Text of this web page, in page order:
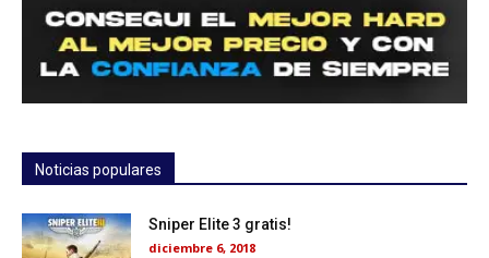
Noticias populares
Sniper Elite 3 gratis!
diciembre 6, 2018